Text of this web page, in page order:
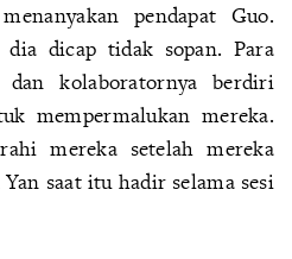
pendapat Guo.
dicap tidak sopan. Para
kolaboratornya berdiri
mempermalukan mereka.
mereka setelah mereka
saat itu hadir selama sesi